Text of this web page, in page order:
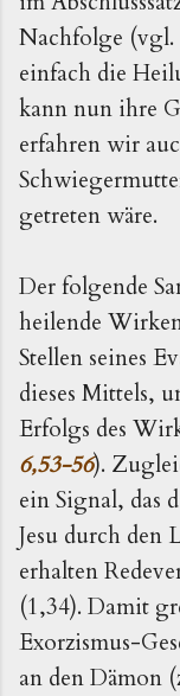
Nachfolge (vgl.
einfach die
kann nun ihre
erfahren wir
getreten wäre.
Der folgende
heilende
Stellen seines
dieses Mittels,
Erfolgs des
6,53-56).
ein Signal, das
Jesu durch den
erhalten
(1,34). Damit
Exorzismus-
an den Dämon